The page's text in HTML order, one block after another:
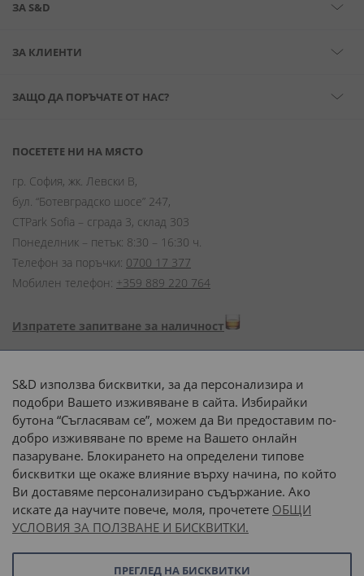
ЗА S&D
ЗА КЛИЕНТИ
ЗАЩО ДА ПОРЪЧАТЕ ОТ НАС?
ПОСЕТЕТЕ НИ НА МЯСТО
гр. София, жк. Левски В,
бул. “Ботевградско шосе” 247,
CTPark Sofia – сграда 3, склад 303
Понеделник – петък: 8:30 – 16:30 ч.
Телефон за поръчки: 0700 17 377
Мобилен телефон: +359 889 220 764
Изпратете запитване за наличност
Начини на плащане:
Доставка до адрес с:
или
наш транспорт
S&D използва бисквитки, за да персонализира и
подобри Вашето изживяване в сайта. Избирайки
бутона “Съгласявам се”, можем да Ви предоставим по-
добро изживяване по време на Вашето онлайн
пазаруване. Блокирането на определени типове
бисквитки ще окаже влияние върху начина, по който
Ви доставяме персонализирано съдържание. Ако
искате да научите повече, моля, прочетете ОБЩИ
УСЛОВИЯ ЗА ПОЛЗВАНЕ И БИСКВИТКИ.
ПРЕГЛЕД НА БИСКВИТКИ